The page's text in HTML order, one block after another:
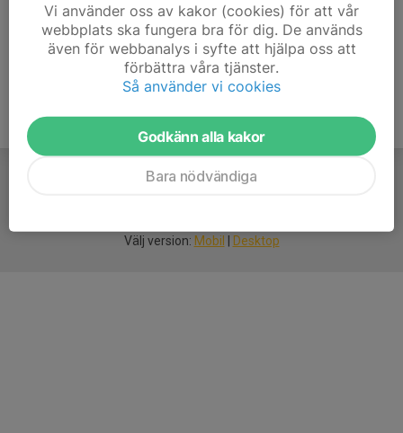
Välj version: Mobil Desktop
Vi använder oss av kakor (cookies) för att vår
webbplats ska fungera bra för dig. De används
även för webbanalys i syfte att hjälpa oss att
förbättra våra tjänster.
Så använder vi cookies
Godkänn alla kakor
Bara nödvändiga